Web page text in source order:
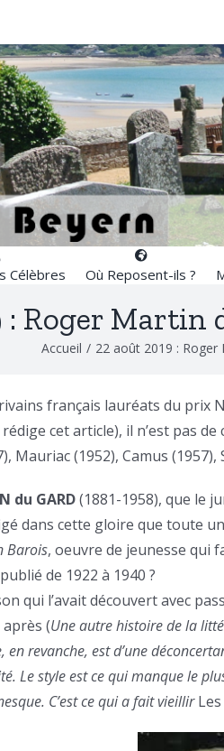
Célèbres Où Reposent-ils ?
: Roger
Accueil / 22 août 2019 :
français lauréats du
cet article), il n’est pas
Mauriac (1952), Camus
du GARD(1881-1958), que le
dans cette gloire que toute
Barois, oeuvre de jeunesse qui
de 1922 à 1940 ?
qui l’avait découvert avec
(Une autre histoire de la
en revanche, est d’une
Le style est ce qui manque le
C’est ce qui a fait vieillirLes